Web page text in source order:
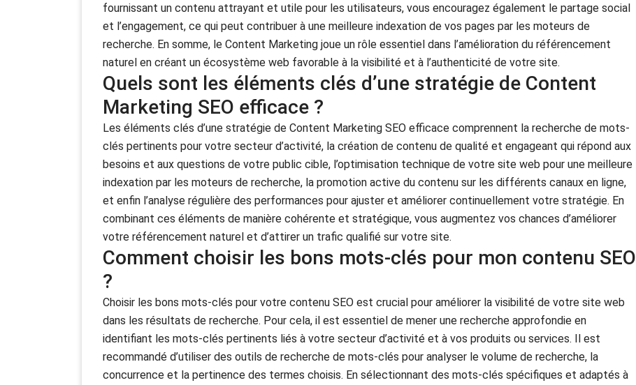
fournissant un contenu attrayant et utile pour les utilisateurs, vous encouragez également le partage social
et l’engagement, ce qui peut contribuer à une meilleure indexation de vos pages par les moteurs de
recherche. En somme, le Content Marketing joue un rôle essentiel dans l’amélioration du référencement
naturel en créant un écosystème web favorable à la visibilité et à l’authenticité de votre site.
Quels sont les éléments clés d’une stratégie de Content
Marketing SEO efficace ?
Les éléments clés d’une stratégie de Content Marketing SEO efficace comprennent la recherche de mots-
clés pertinents pour votre secteur d’activité, la création de contenu de qualité et engageant qui répond aux
besoins et aux questions de votre public cible, l’optimisation technique de votre site web pour une meilleure
indexation par les moteurs de recherche, la promotion active du contenu sur les différents canaux en ligne,
et enfin l’analyse régulière des performances pour ajuster et améliorer continuellement votre stratégie. En
combinant ces éléments de manière cohérente et stratégique, vous augmentez vos chances d’améliorer
votre référencement naturel et d’attirer un trafic qualifié sur votre site.
Comment choisir les bons mots-clés pour mon contenu SEO
?
Choisir les bons mots-clés pour votre contenu SEO est crucial pour améliorer la visibilité de votre site web
dans les résultats de recherche. Pour cela, il est essentiel de mener une recherche approfondie en
identifiant les mots-clés pertinents liés à votre secteur d’activité et à vos produits ou services. Il est
recommandé d’utiliser des outils de recherche de mots-clés pour analyser le volume de recherche, la
concurrence et la pertinence des termes choisis. En sélectionnant des mots-clés spécifiques et adaptés à